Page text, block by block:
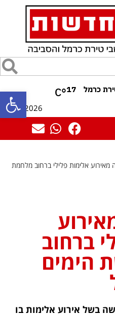
פתח 17
°C
09/08/2026
אלימות פלילי ברחוב מלחמת
ברחוב
הימים
במצב קשה בשל אירוע אלימות בו